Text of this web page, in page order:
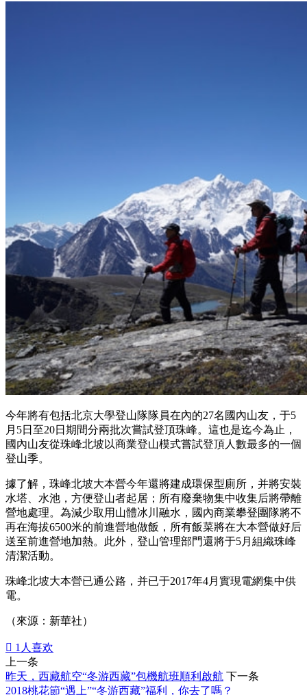
今年將有包括北京大學登山隊隊員在內的27名國內山友，于5
月5日至20日期間分兩批次嘗試登頂珠峰。這也是迄今為止，
國內山友從珠峰北坡以商業登山模式嘗試登頂人數最多的一個
登山季。
據了解，珠峰北坡大本營今年還將建成環保型廁所，并將安裝
水塔、水池，方便登山者起居；所有廢棄物集中收集后將帶離
營地處理。為減少取用山體冰川融水，國內商業攀登團隊將不
再在海拔6500米的前進營地做飯，所有飯菜將在大本營做好后
送至前進營地加熱。此外，登山管理部門還將于5月組織珠峰
清潔活動。
珠峰北坡大本營已通公路，并已于2017年4月實現電網集中供
電。
（來源：新華社）
 1 人喜欢
上一条
昨天，西藏航空“冬游西藏”包機航班順利啟航 下一条
2018桃花節“遇上”“冬游西藏”福利，你去了嗎？